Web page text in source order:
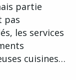
partie
pas
les services
cuisines…